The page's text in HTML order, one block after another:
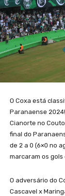
O Coxa está
Paranaense
Cianorte no
final do
de 2 a 0 (6×0 no
marcaram os gols
O adversário do
Cascavel x